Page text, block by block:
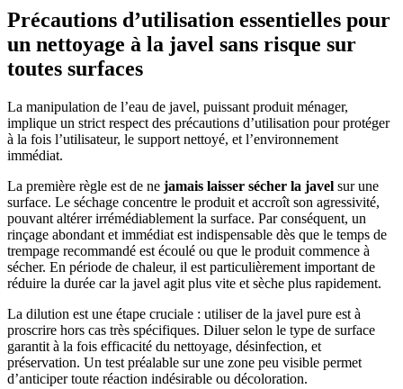
Précautions d’utilisation essentielles pour
un nettoyage à la javel sans risque sur
toutes surfaces
La manipulation de l’eau de javel, puissant produit ménager,
implique un strict respect des précautions d’utilisation pour protéger
à la fois l’utilisateur, le support nettoyé, et l’environnement
immédiat.
La première règle est de ne jamais laisser sécher la javel sur une
surface. Le séchage concentre le produit et accroît son agressivité,
pouvant altérer irrémédiablement la surface. Par conséquent, un
rinçage abondant et immédiat est indispensable dès que le temps de
trempage recommandé est écoulé ou que le produit commence à
sécher. En période de chaleur, il est particulièrement important de
réduire la durée car la javel agit plus vite et sèche plus rapidement.
La dilution est une étape cruciale : utiliser de la javel pure est à
proscrire hors cas très spécifiques. Diluer selon le type de surface
garantit à la fois efficacité du nettoyage, désinfection, et
préservation. Un test préalable sur une zone peu visible permet
d’anticiper toute réaction indésirable ou décoloration.